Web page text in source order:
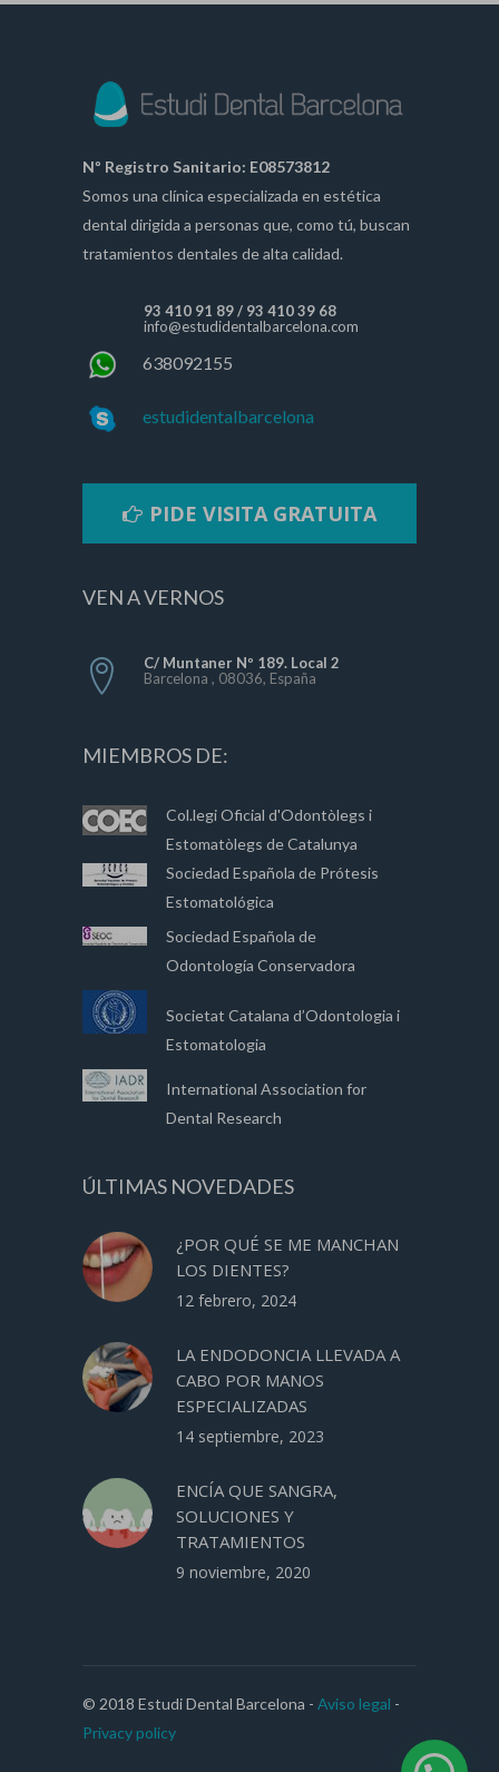
Nº Registro Sanitario: E08573812
Somos una clínica especializada en estética
dental dirigida a personas que, como tú, buscan
tratamientos dentales de alta calidad.
93 410 91 89/ 93 410 39 68
info@estudidentalbarcelona.com
638092155
estudidentalbarcelona
PIDE VISITA GRATUITA
VEN A VERNOS
C/ Muntaner Nº 189. Local 2
Barcelona , 08036, España
MIEMBROS DE:
Col.legi Oficial d'Odontòlegs i
Estomatòlegs de Catalunya
Sociedad Española de Prótesis
Estomatológica
Sociedad Española de
Odontología Conservadora
Societat Catalana d’Odontologia i
Estomatologia
International Association for
Dental Research
ÚLTIMAS NOVEDADES
¿POR QUÉ SE ME MANCHAN
LOS DIENTES?
12 febrero, 2024
LA ENDODONCIA LLEVADA A
CABO POR MANOS
ESPECIALIZADAS
14 septiembre, 2023
ENCÍA QUE SANGRA,
SOLUCIONES Y
TRATAMIENTOS
9 noviembre, 2020
© 2018 Estudi Dental Barcelona - Aviso legal -
Privacy policy